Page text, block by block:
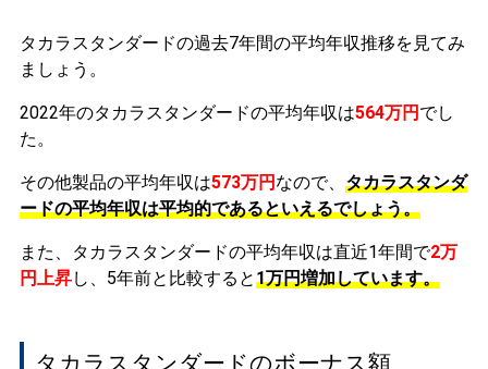
タカラスタンダードの過去7年間の平均年収推移を見てみ
ましょう。
2022年のタカラスタンダードの平均年収は564万円 でし
た。
その他製品の平均年収は573万円 なので、 タカラスタンダ
ードの平均年収は平均的であるといえるでしょう。
また、タカラスタンダードの平均年収は直近1年間で2万
円上昇し、5年前と比較すると1万円増加しています。
タカラスタンダードのボーナス額